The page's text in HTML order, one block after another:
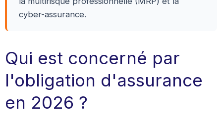
cyber-assurance.
Qui est concerné par
l'obligation d'assurance
en 2026 ?